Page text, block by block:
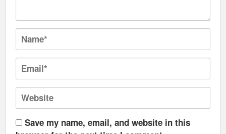
Save my name, email, and website in this